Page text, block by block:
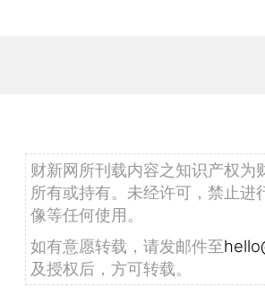
财新网所刊载内容之知识产权为
所有或持有。未经许可，禁止
像等任何使用。
如有意愿转载，请发邮件至
及授权后，方可转载。